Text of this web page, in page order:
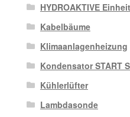
HYDROAKTIVE Einheit
Kabelbäume
Klimaanlagenheizung
Kondensator START
Kühlerlüfter
Lambdasonde